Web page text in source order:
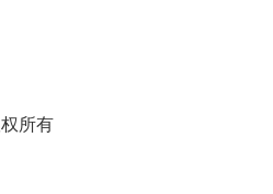
所有